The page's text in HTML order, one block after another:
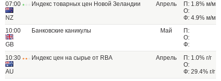
07:00
NZ
Индекс товарных цен Новой Зеландии Апрель
П: 1.8% м/м
О:
Ф: 4.9% м/м
10:00
GB
Банковские каникулы Май
П:
О:
Ф:
10:30
AU
Индекс цен на сырье от RBA Апрель
П: 1.0% г/г
О:
Ф: 29.4% г/г